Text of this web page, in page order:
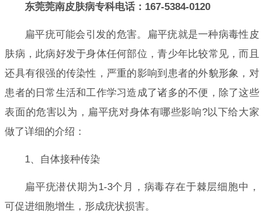
东莞莞南皮肤病专科电话：167-5384-0120
扁平疣可能会引发的危害。扁平疣就是一种病毒性皮
肤病，此病好发于身体任何部位，青少年比较常见，而且
还具有很强的传染性，严重的影响到患者的外貌形象，对
患者的日常生活和工作学习造成了诸多的不便，除了这些
表面的危害以为，扁平疣对身体有哪些影响?以下给大家
做了详细的介绍：
1、自体接种传染
扁平疣潜伏期为1-3个月，病毒存在于棘层细胞中，
可促进细胞增生，形成疣状损害。